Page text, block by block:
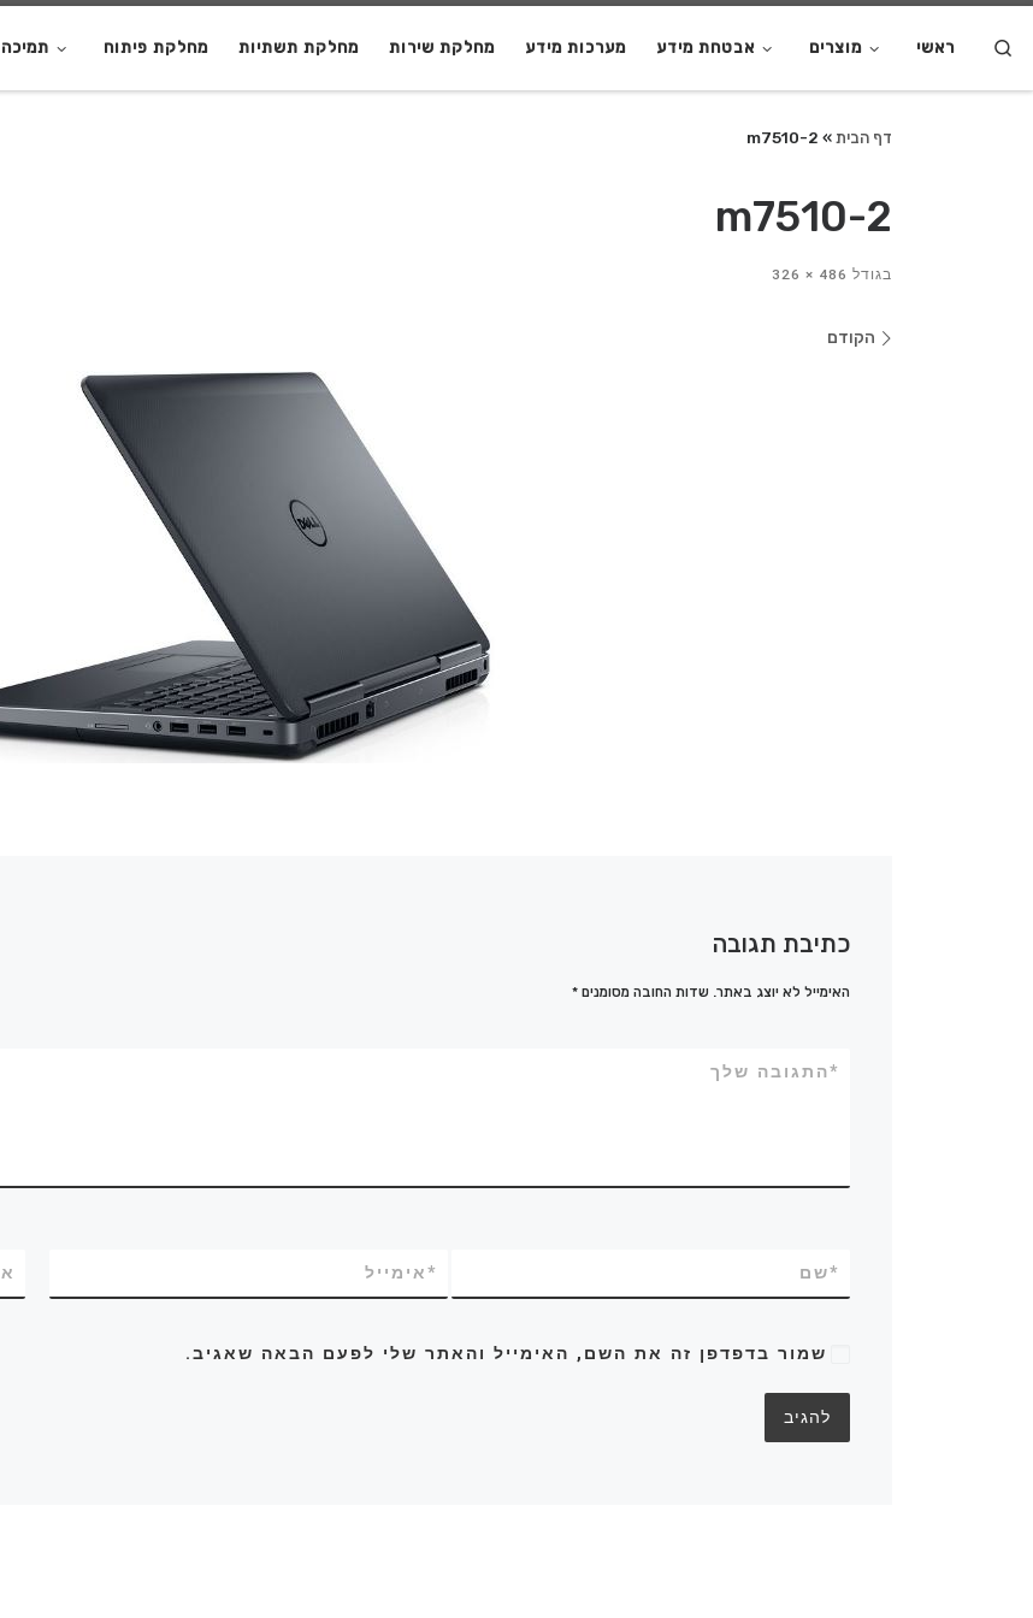
תמיכה מחלקת פיתוח מחלקת תשתיות מחלקת שירות מערכות מידע אבטחת מידע מוצרים ראשי
דף הבית »
m7510-2
m7510-2
בגודל
ניווט
הקודם
כתיבת תגובה
האימייל לא יוצג באתר. שדות החובה מסומנים*
התגובה שלך*
שם* אימייל*
שמור בדפדפן זה את השם, האימייל והאתר שלי לפעם הבאה שאגיב.